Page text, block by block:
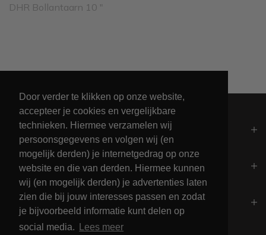
Door verder te klikken op onze website,
accepteer je cookies en vergelijkbare
technieken. Hiermee verzamelen wij
persoonsgegevens en volgen wij (en
mogelijk derden) je internetgedrag op onze
website en die van derden. Hiermee kunnen
wij (en mogelijk derden) je advertenties laten
zien die bij jouw interesses passen en zodat
je bijvoorbeeld informatie kunt delen op
social media.
Lees meer
DHR Bollantaarn 10 "
Algemeen
Contact
Openingstijden